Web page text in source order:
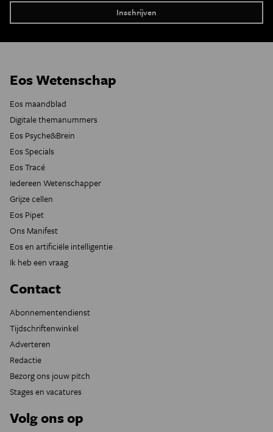
Eos Wetenschap
Eos maandblad
Digitale themanummers
Eos Psyche&Brein
Eos Specials
Eos Tracé
Iedereen Wetenschapper
Grijze cellen
Eos Pipet
Ons Manifest
Eos en artificiële intelligentie
Ik heb een vraag
Contact
Abonnementendienst
Tijdschriftenwinkel
Adverteren
Redactie
Bezorg ons jouw pitch
Stages en vacatures
Volg ons op